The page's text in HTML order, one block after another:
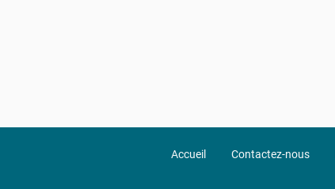
Accueil Contactez-nous